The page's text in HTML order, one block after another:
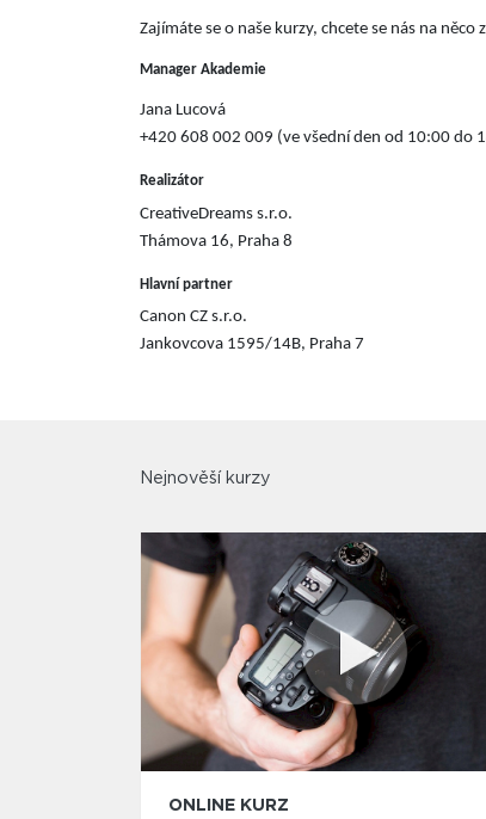
Zajímáte se o naše kurzy, chcete se nás na
Manager Akademie
Jana Lucová
+420 608 002 009 (ve všední den od 10:00 do
Realizátor
CreativeDreams s.r.o.
Thámova 16, Praha 8
Hlavní partner
Canon CZ s.r.o.
Jankovcova 1595/14B, Praha 7
Nejnověší kurzy
ONLINE KURZ